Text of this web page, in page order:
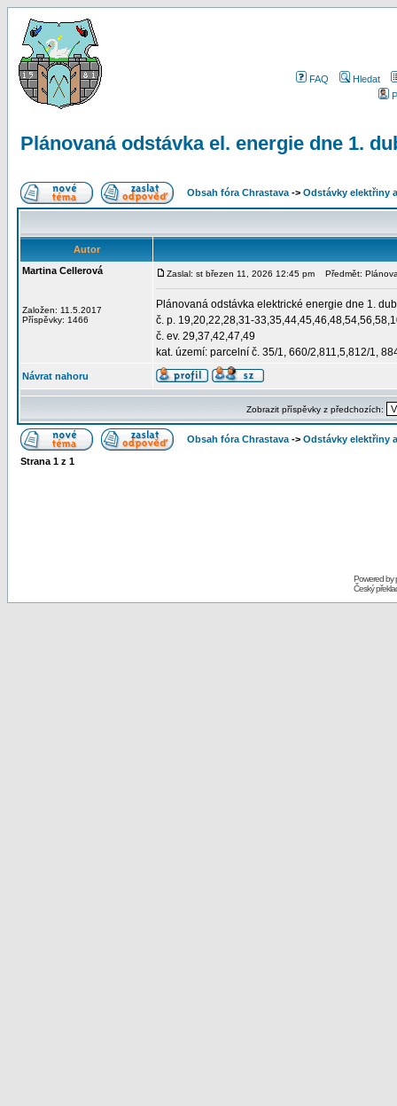
FAQ
Hledat
Plánovaná odstávka el. energie dne 1.
Obsah fóra Chrastava -> Odstávky elektřiny
Autor
Martina Cellerová
Založen: 11.5.2017
Příspěvky: 1466
Zaslal: st březen 11, 2026 12:45 pm Předmět:
Plánovaná odstávka elektrické energie dne 1.
č. p. 19,20,22,28,31-
č. ev. 29,37,42,47,49
kat. území: parcelní č. 35/1, 660/2,811,5,812/1,
Návrat nahoru
Zobrazit příspěvky z předchozích:
Obsah fóra Chrastava -> Odstávky elektřiny
Strana 1 z 1
Powered by
Český